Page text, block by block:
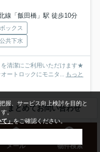
線「飯田橋」駅 徒歩10分
ックス
公共下水
清潔にご利用いただけます★
ートロックにモニタ... もっと
まとめてお問い合わせ
メール 物件検索
握、サービス向上検討を目的と
。
て」をご確認ください。